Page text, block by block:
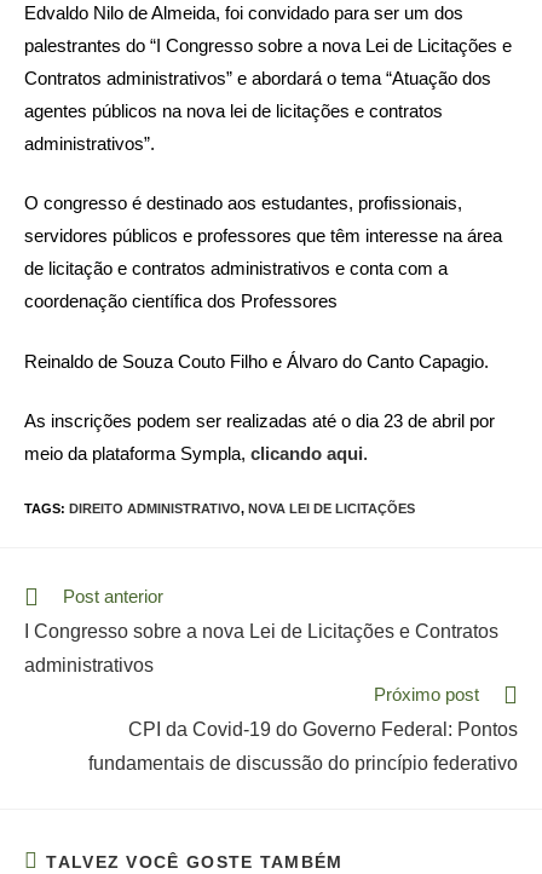
Edvaldo Nilo de Almeida, foi convidado para ser um dos
palestrantes do “I Congresso sobre a nova Lei de Licitações e
Contratos administrativos” e abordará o tema “Atuação dos
agentes públicos na nova lei de licitações e contratos
administrativos”.
O congresso é destinado aos estudantes, profissionais,
servidores públicos e professores que têm interesse na área
de licitação e contratos administrativos e conta com a
coordenação científica dos Professores
Reinaldo de Souza Couto Filho e Álvaro do Canto Capagio.
As inscrições podem ser realizadas até o dia 23 de abril por
meio da plataforma Sympla, clicando aqui.
TAGS: DIREITO ADMINISTRATIVO, NOVA LEI DE LICITAÇÕES
Read
articles
Post anterior
I Congresso sobre a nova Lei de Licitações e Contratos
administrativos
Próximo post
CPI da Covid-19 do Governo Federal: Pontos
fundamentais de discussão do princípio federativo
TALVEZ VOCÊ GOSTE TAMBÉM